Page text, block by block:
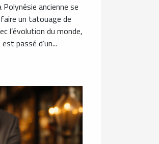
ancienne se
un tatouage de
l’évolution du monde,
passé d’un...